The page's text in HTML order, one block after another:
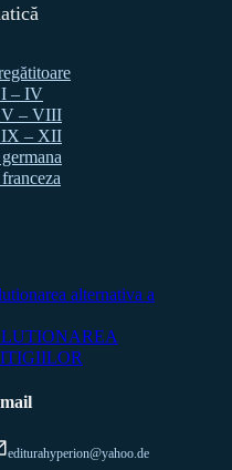
I – IV
V – VIII
IX – XII
editurahyperion@yahoo.de